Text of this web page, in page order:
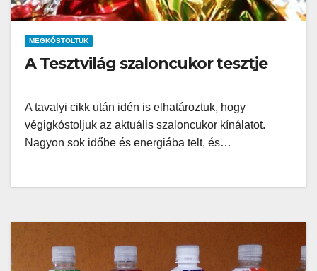
MEGKÓSTOLTUK
A Tesztvilág szaloncukor tesztje
A tavalyi cikk után idén is elhatároztuk, hogy
végigkóstoljuk az aktuális szaloncukor kínálatot.
Nagyon sok időbe és energiába telt, és…